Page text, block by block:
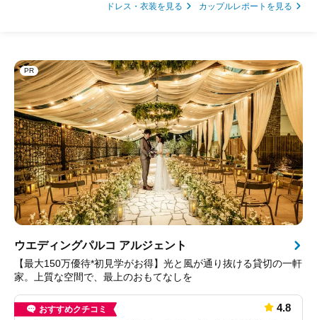
ドレス・衣装を見る カップルレポートを見る
PR
ウエディングパルコ アルジェント
【最大150万優待*初見学がお得】光と風が通り抜ける貸切の一軒
家。上質な空間で、最上のおもてなしを
おすすめクチコミ 4.8